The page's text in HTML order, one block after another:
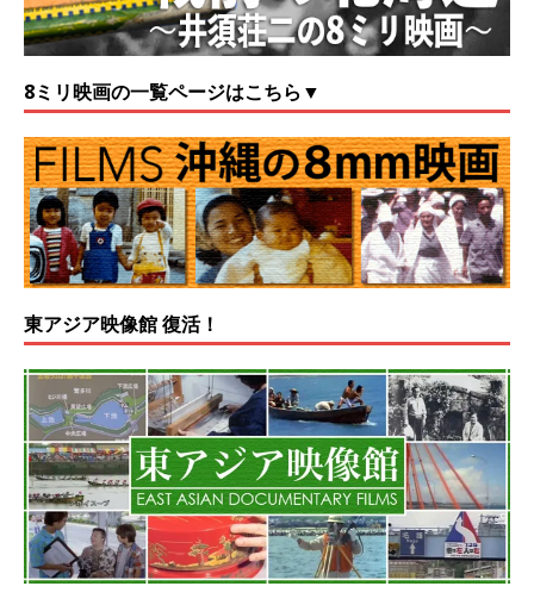
8ミリ映画の一覧ページはこちら▼
東アジア映像館 復活！